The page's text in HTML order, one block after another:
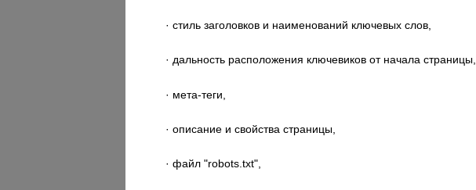
· стиль заголовков и наименований ключевых слов,
· дальность расположения ключевиков от начала страницы,
· мета-теги,
· описание и свойства страницы,
· файл "robots.txt",